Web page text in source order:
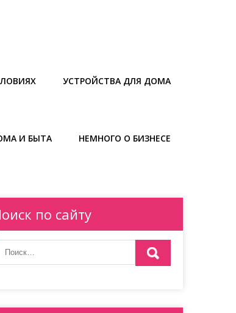
УСТРОЙСТВА ДЛЯ ДОМА
И БЫТА НЕМНОГО О БИЗНЕСЕ
по сайту